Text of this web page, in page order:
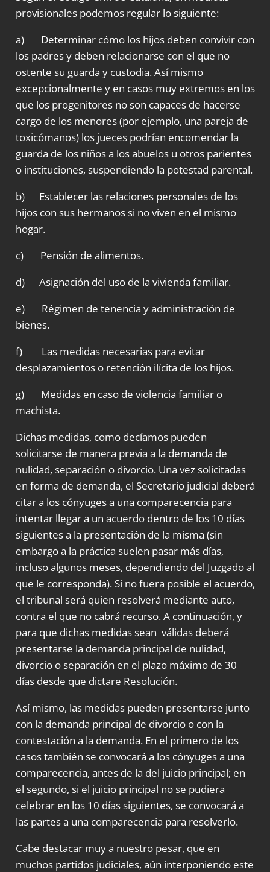
provisionales podemos regular lo siguiente:
a) Determinar cómo los hijos deben convivir con
los padres y deben relacionarse con el que no
ostente su guarda y custodia. Así mismo
excepcionalmente y en casos muy extremos en los
que los progenitores no son capaces de hacerse
cargo de los menores (por ejemplo, una pareja de
toxicómanos) los jueces podrían encomendar la
guarda de los niños a los abuelos u otros parientes
o instituciones, suspendiendo la potestad parental.
b) Establecer las relaciones personales de los
hijos con sus hermanos si no viven en el mismo
hogar.
c) Pensión de alimentos.
d) Asignación del uso de la vivienda familiar.
e) Régimen de tenencia y administración de
bienes.
f) Las medidas necesarias para evitar
desplazamientos o retención ilícita de los hijos.
g) Medidas en caso de violencia familiar o
machista.
Dichas medidas, como decíamos pueden
solicitarse de manera previa a la demanda de
nulidad, separación o divorcio. Una vez solicitadas
en forma de demanda, el Secretario judicial deberá
citar a los cónyuges a una comparecencia para
intentar llegar a un acuerdo dentro de los 10 días
siguientes a la presentación de la misma (sin
embargo a la práctica suelen pasar más días,
incluso algunos meses, dependiendo del Juzgado al
que le corresponda). Si no fuera posible el acuerdo,
el tribunal será quien resolverá mediante auto,
contra el que no cabrá recurso. A continuación, y
para que dichas medidas sean válidas deberá
presentarse la demanda principal de nulidad,
divorcio o separación en el plazo máximo de 30
días desde que dictare Resolución.
Así mismo, las medidas pueden presentarse junto
con la demanda principal de divorcio o con la
contestación a la demanda. En el primero de los
casos también se convocará a los cónyuges a una
comparecencia, antes de la del juicio principal; en
el segundo, si el juicio principal no se pudiera
celebrar en los 10 días siguientes, se convocará a
las partes a una comparecencia para resolverlo.
Cabe destacar muy a nuestro pesar, que en
muchos partidos judiciales, aún interponiendo este